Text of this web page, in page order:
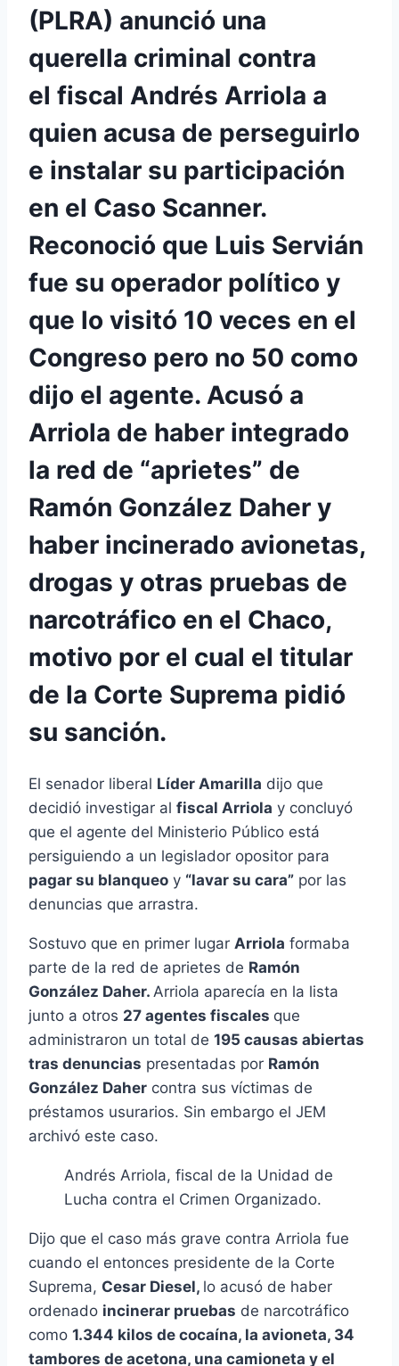
(PLRA) anunció una
querella criminal contra
el fiscal Andrés Arriola a
quien acusa de perseguirlo
e instalar su participación
en el Caso Scanner.
Reconoció que Luis Servián
fue su operador político y
que lo visitó 10 veces en el
Congreso pero no 50 como
dijo el agente. Acusó a
Arriola de haber integrado
la red de “aprietes” de
Ramón González Daher y
haber incinerado avionetas,
drogas y otras pruebas de
narcotráfico en el Chaco,
motivo por el cual el titular
de la Corte Suprema pidió
su sanción.
El senador liberal Líder Amarilla dijo que
decidió investigar al fiscal Arriola y concluyó
que el agente del Ministerio Público está
persiguiendo a un legislador opositor para
pagar su blanqueo y “lavar su cara” por las
denuncias que arrastra.
Sostuvo que en primer lugar Arriola formaba
parte de la red de aprietes de Ramón
González Daher. Arriola aparecía en la lista
junto a otros 27 agentes fiscales que
administraron un total de 195 causas abiertas
tras denuncias presentadas por Ramón
González Daher contra sus víctimas de
préstamos usurarios. Sin embargo el JEM
archivó este caso.
Andrés Arriola, fiscal de la Unidad de
Lucha contra el Crimen Organizado.
Dijo que el caso más grave contra Arriola fue
cuando el entonces presidente de la Corte
Suprema, Cesar Diesel, lo acusó de haber
ordenado incinerar pruebas de narcotráfico
como 1.344 kilos de cocaína, la avioneta, 34
tambores de acetona, una camioneta y el